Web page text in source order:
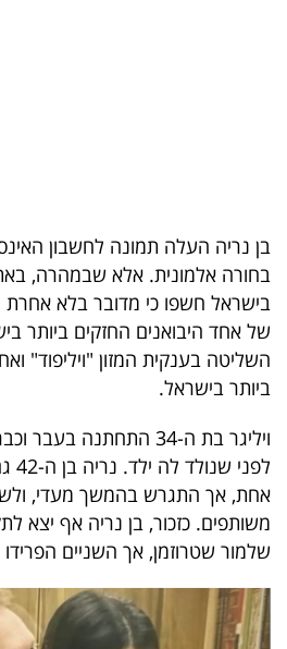
5
המילון
הכלכלי
פודקאסט
40
UNDER
40
פעולה
בן נריה העלה תמונה לחשבון
בחורה אלמונית. אלא שבמהרה,
בישראל חשפו כי מדובר בלא אחרת
של אחד היבואנים החזקים ביותר
השליטה בענקית המזון "ויליפוד"
ביותר בישראל.
ויליגר בת ה-34 התחתנה
אחת, אך התגרש בהמשך מעדי,
משותפים. כזכור, בן נריה אף יצא
שלמור שטרוזמן, אך השניים הפרידו